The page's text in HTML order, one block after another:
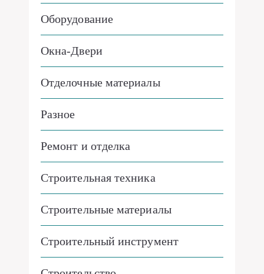
Оборудование
Окна-Двери
Отделочные материалы
Разное
Ремонт и отделка
Строительная техника
Строительные материалы
Строительный инструмент